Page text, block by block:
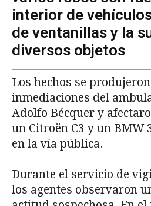
interior de
de ventanillas y la
diversos objetos
Los hechos se
inmediaciones del
Adolfo Bécquer y
un Citroën C3 y un BMW
en la vía pública.
Durante el servicio de
los agentes observaron